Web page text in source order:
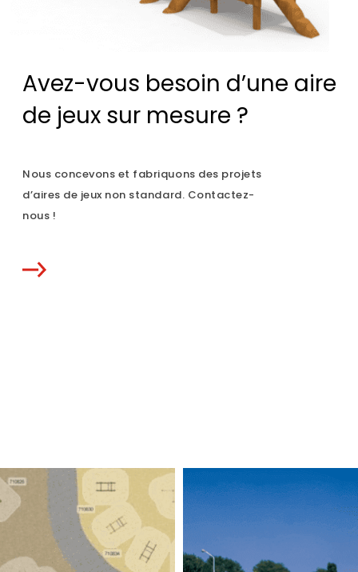
Avez-vous besoin d’une aire
de jeux sur mesure ?
Nous concevons et fabriquons des projets
d’aires de jeux non standard. Contactez-
nous !